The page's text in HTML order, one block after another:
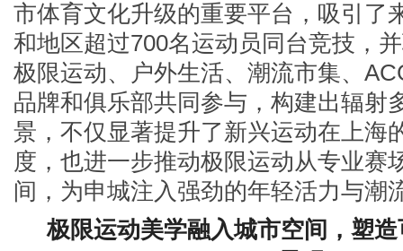
市体育文化升级的重要平台，吸引了
和地区超过700名运动员同台竞技，
极限运动、户外生活、潮流市集、
品牌和俱乐部共同参与，构建出辐射
景，不仅显著提升了新兴运动在上海
度，也进一步推动极限运动从专业赛
间，为申城注入强劲的年轻活力与潮
极限运动美学融入城市空间，塑